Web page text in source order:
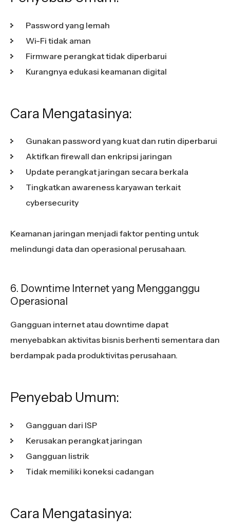
Password yang lemah
Wi-Fi tidak aman
Firmware perangkat tidak diperbarui
Kurangnya edukasi keamanan digital
Cara Mengatasinya:
Gunakan password yang kuat dan rutin diperbarui
Aktifkan firewall dan enkripsi jaringan
Update perangkat jaringan secara berkala
Tingkatkan awareness karyawan terkait
cybersecurity
Keamanan jaringan menjadi faktor penting untuk
melindungi data dan operasional perusahaan.
6. Downtime Internet yang Mengganggu
Operasional
Gangguan internet atau downtime dapat
menyebabkan aktivitas bisnis berhenti sementara dan
berdampak pada produktivitas perusahaan.
Penyebab Umum:
Gangguan dari ISP
Kerusakan perangkat jaringan
Gangguan listrik
Tidak memiliki koneksi cadangan
Cara Mengatasinya: